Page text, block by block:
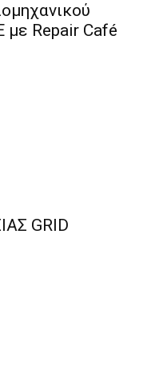
με Repair Café
GRID